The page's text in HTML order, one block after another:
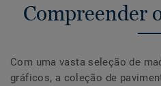
Compreender
Com uma vasta seleção de
gráficos, a coleção de